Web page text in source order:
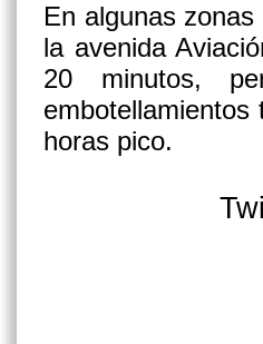
En algunas
la avenida
20 minutos,
horas pico.